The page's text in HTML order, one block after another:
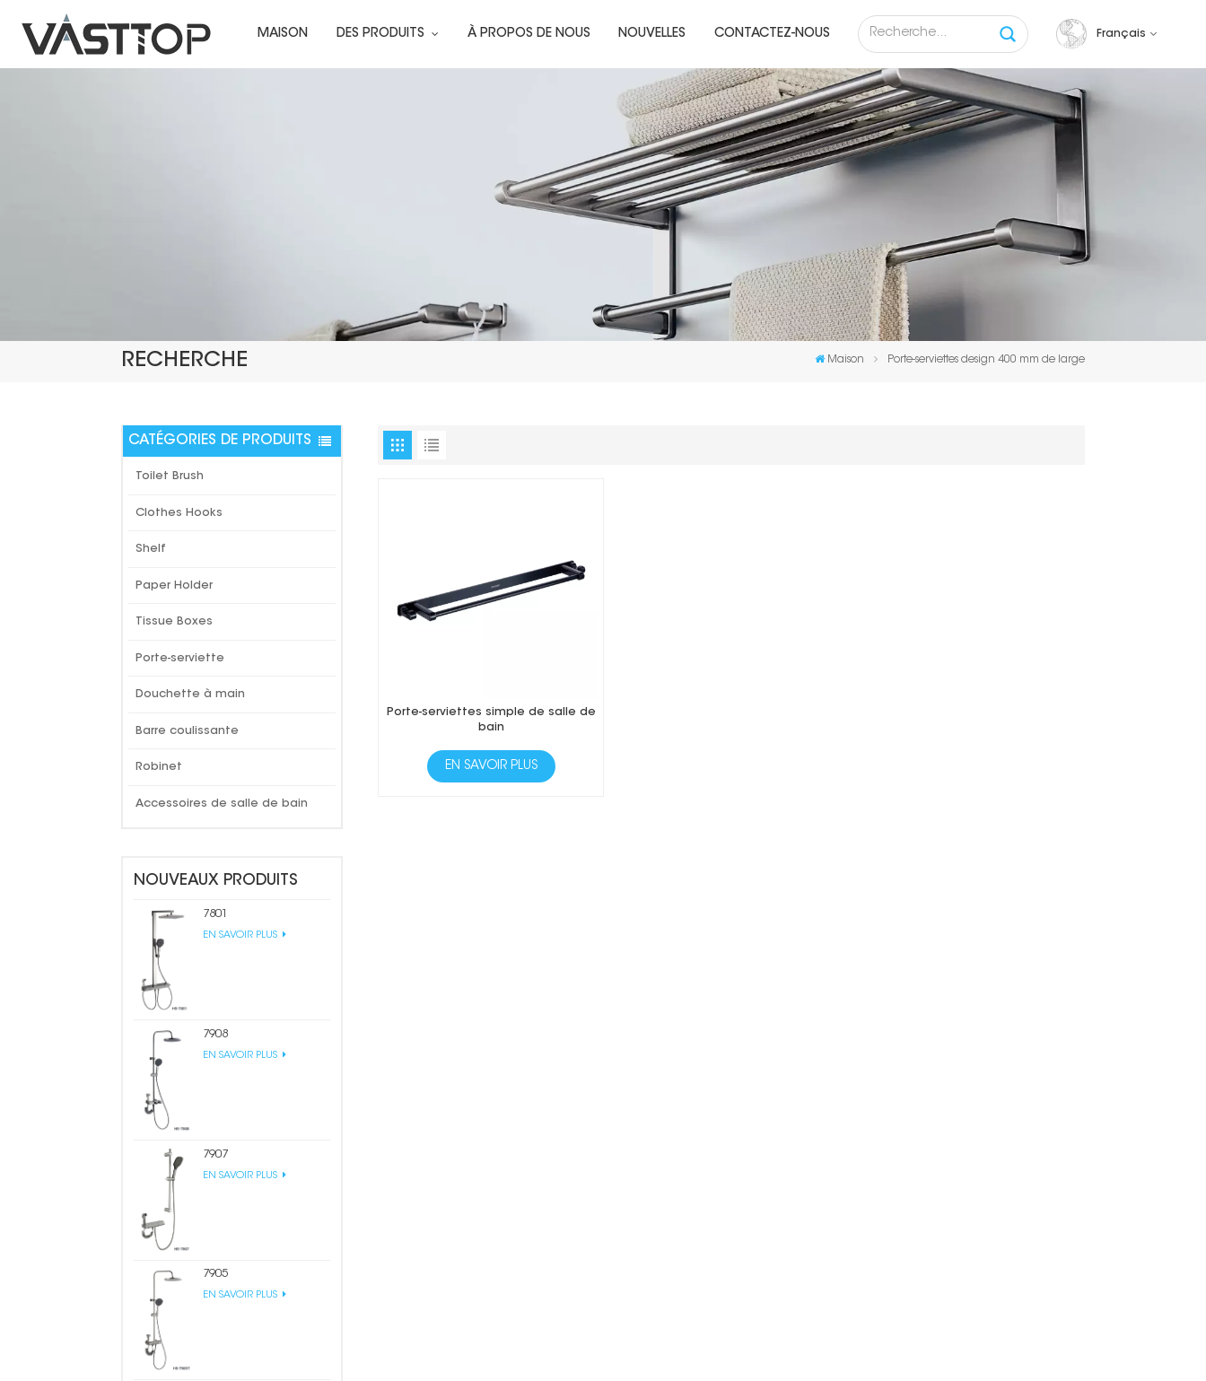
MAISON DES PRODUITS À PROPOS DE NOUS NOUVELLES CONTACTEZ-NOUS Français
English
français
русский
español
RECHERCHE Maison Porte-serviettes design 400 mm de large
CATÉGORIES DE PRODUITS
Toilet Brush
Clothes Hooks
Shelf
Paper Holder
Tissue Boxes
Porte-serviette
Douchette à main
Barre coulissante
Robinet
Accessoires de salle de bain
NOUVEAUX PRODUITS
7801
EN SAVOIR PLUS
7908
EN SAVOIR PLUS
7907
EN SAVOIR PLUS
7905
EN SAVOIR PLUS
Porte-serviettes simple de salle de
bain
EN SAVOIR PLUS